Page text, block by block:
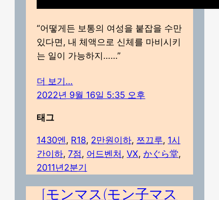
“어떻게든 보통의 여성을 붙잡을 수만
있다면, 내 체액으로 신체를 마비시키
는 일이 가능하지……”
더 보기…
2022년 9월 16일 5:35 오후
태그
1430엔, R18, 2만원이하, 쯔끄루, 1시
간이하, 7점, 어드벤처, VX, かぐら堂
2011년2분기
[モンマス(モン子マス